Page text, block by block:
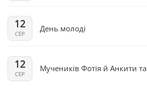
12
СЕР
День молоді
12
СЕР
Мучеників Фотія й Анкити